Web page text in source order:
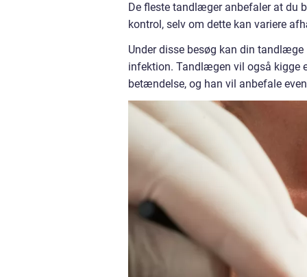
De fleste tandlæger anbefaler at du
kontrol, selv om dette kan variere
Under disse besøg kan din
infektion. Tandlægen vil også kigge
betændelse, og han vil anbefale